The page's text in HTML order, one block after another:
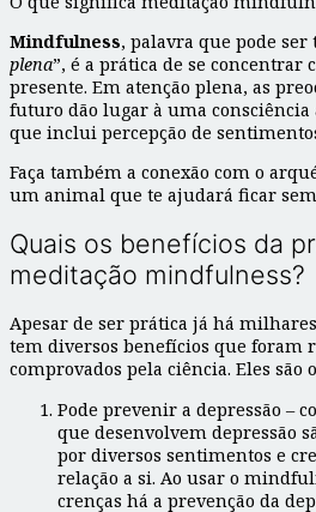
Mindfulness, palavra que pode
plena”, é a prática de se concentrar
presente. Em atenção plena, as
futuro dão lugar à uma consciência
que inclui percepção de
Faça também a conexão com o
um animal que te ajudará ficar
Quais os benefícios da
meditação mindfulness?
Apesar de ser prática já há
tem diversos benefícios que foram
comprovados pela ciência. Eles são
Pode prevenir a depressão –
que desenvolvem depressão
por diversos sentimentos e
relação a si. Ao usar o
crenças há a prevenção da